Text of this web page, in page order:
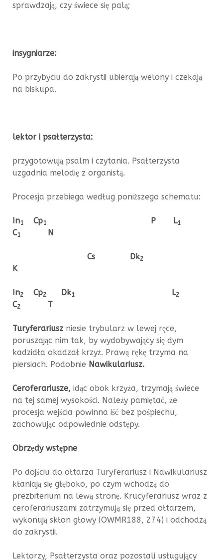
sprawdzają, czy świece się palą;
insygniarze:
Po przybyciu do zakrystii ubierają welony i czekają
na biskupa.
lektor i psałterzysta:
przygotowują psalm i czytania. Psałterzysta
uzgadnia melodię z organistą.
Procesja przebiega według poniższego schematu:
In1 Cp1 P L1
C1 N
Cs Dk2
K
In2 Cp2 Dk1 L2
C2 T
Turyferariusz niesie trybularz w lewej ręce,
poruszając nim tak, by wydobywający się dym
kadzidła okadzał krzyż. Prawą rękę trzyma na
piersiach. Podobnie Nawikulariusz.
Ceroferariusze, idąc obok krzyża, trzymają świece
na tej samej wysokości. Należy pamiętać, że
procesja wejścia powinna iść bez pośpiechu,
zachowując odpowiednie odstępy.
Obrzędy wstępne
Po dojściu do ołtarza Turyferariusz i Nawikulariusz
kłaniają się głęboko, po czym wchodzą do
prezbiterium na lewą stronę. Krucyferariusz wraz z
ceroferariuszami zatrzymują się przed ołtarzem,
wykonują skłon głowy (OWMR188, 274) i odchodzą
do zakrystii.
Lektorzy, Psałterzysta oraz pozostali usługujący